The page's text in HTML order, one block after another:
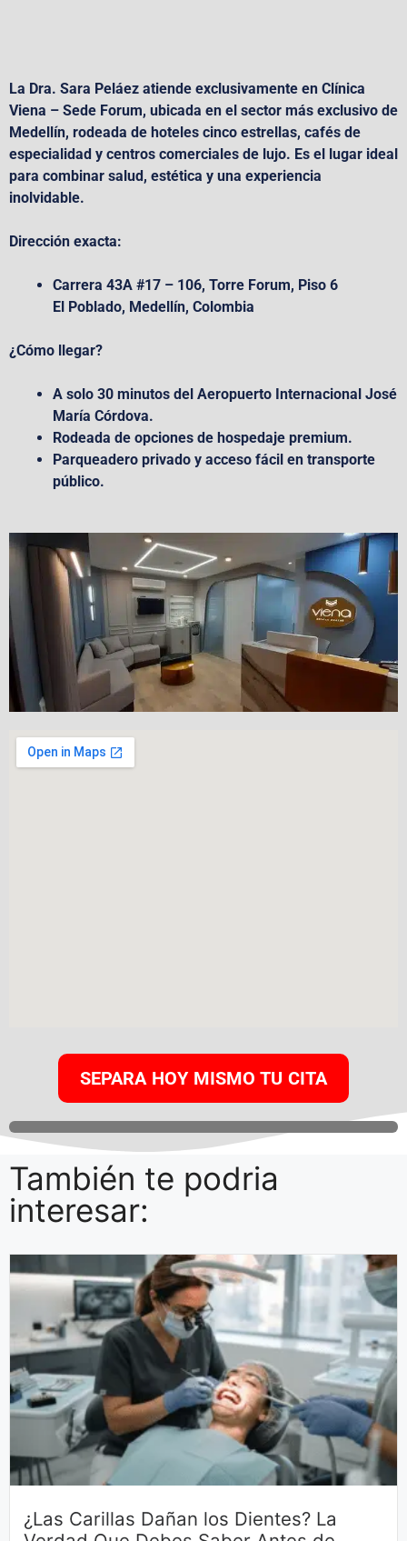
La Dra. Sara Peláez atiende exclusivamente en Clínica
Viena – Sede Forum, ubicada en el sector más exclusivo de
Medellín, rodeada de hoteles cinco estrellas, cafés de
especialidad y centros comerciales de lujo. Es el lugar ideal
para combinar salud, estética y una experiencia
inolvidable.
Dirección exacta:
Carrera 43A #17 – 106, Torre Forum, Piso 6
El Poblado, Medellín, Colombia
¿Cómo llegar?
A solo 30 minutos del Aeropuerto Internacional José
María Córdova.
Rodeada de opciones de hospedaje premium.
Parqueadero privado y acceso fácil en transporte
público.
SEPARA HOY MISMO TU CITA
También te podria
interesar:
¿Las Carillas Dañan los Dientes? La